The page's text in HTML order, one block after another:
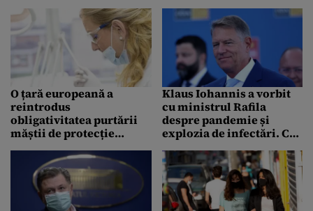
Infotrafic
O țară europeană a
reintrodus
obligativitatea purtării
măștii de protecție
Klaus Iohannis a vorbit
cu ministrul Rafila
despre pandemie și
explozia de infectări. Ce